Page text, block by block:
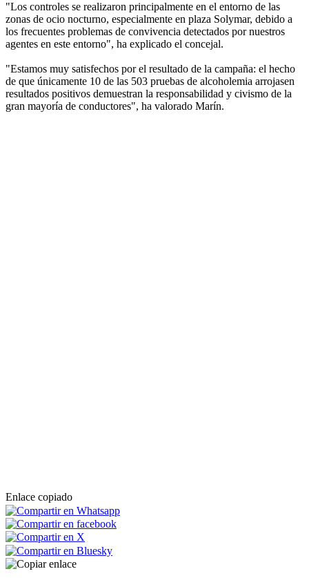
"Los controles se realizaron principalmente en el entorno de las
zonas de ocio nocturno, especialmente en plaza Solymar, debido a
los frecuentes problemas de convivencia detectados por nuestros
agentes en este entorno", ha explicado el concejal.
"Estamos muy satisfechos por el resultado de la campaña: el hecho
de que únicamente 10 de las 503 pruebas de alcoholemia arrojasen
resultados positivos demuestran la responsabilidad y civismo de la
gran mayoría de conductores", ha valorado Marín.
Enlace copiado